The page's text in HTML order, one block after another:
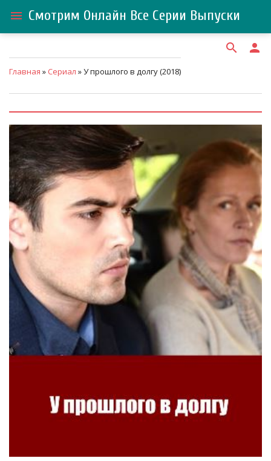
menu Смотрим Онлайн Все Серии Выпуски
search person
Главная » Сериал » У прошлого в долгу (2018)